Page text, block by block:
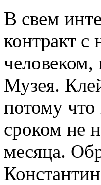
В свем
контракт с
человеком,
Музея.
потому что
сроком не
месяца.